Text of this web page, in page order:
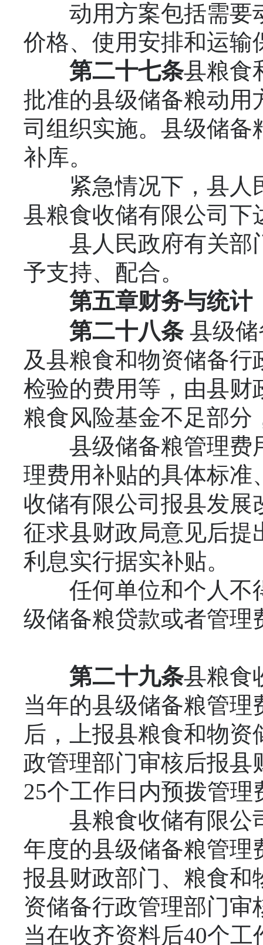
动用方案包括需要
价格、使用安排和运输
第二十七条县粮食
批准的县级储备粮动用
司组织实施。县级储备
补库。
紧急情况下，县人
县粮食收储有限公司下
县人民政府有关部
予支持、配合。
第五章财务与统计
第二十八条县级储
及县粮食和物资储备
检验的费用等，由县财
粮食风险基金不足部分
县级储备粮管理费
理费用补贴的具体标准
收储有限公司报县发展
征求县财政局意见后提
利息实行据实补贴。
任何单位和个人不
级储备粮贷款或者管理
第二十九条县粮食
当年的县级储备粮管
后，上报县粮食和物
政管理部门审核后报县
25个工作日内预拨管
县粮食收储有限公
年度的县级储备粮管理
报县财政部门、粮食和
资储备行政管理部门
当在收齐资料后40个